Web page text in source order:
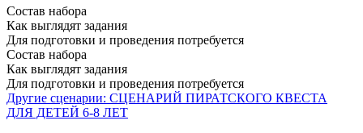
Состав набора
Как выглядят задания
Для подготовки и проведения потребуется
Состав набора
Как выглядят задания
Для подготовки и проведения потребуется
Другие сценарии: СЦЕНАРИЙ ПИРАТСКОГО КВЕСТА
ДЛЯ ДЕТЕЙ 6-8 ЛЕТ